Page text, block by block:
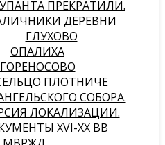
ПРЕКРАТИЛИ.
ДЕРЕВНИ
ГЛУХОВО
ОПАЛИХА
ГОРЕНОСОВО
ПЛОТНИЧЕ
СОБОРА.
ЛОКАЛИЗАЦИИ.
XVI-XX ВВ